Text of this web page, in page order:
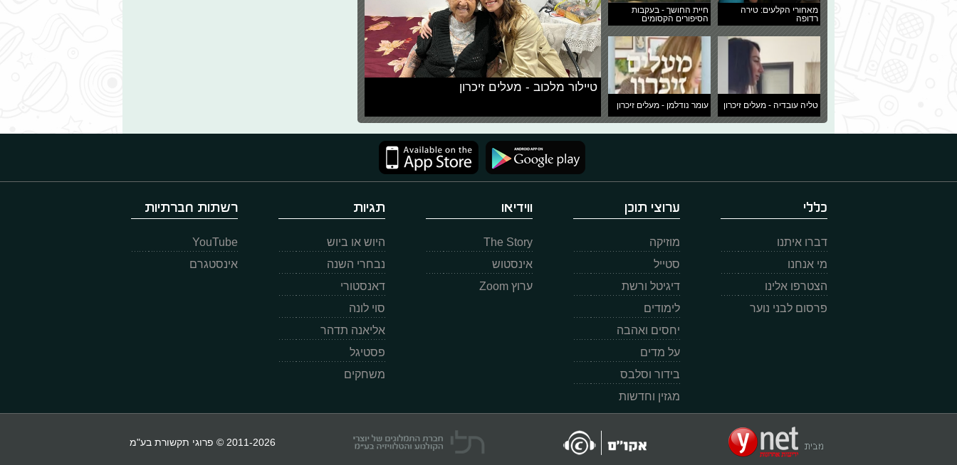
מאחורי הקלעים: טירה
רדופה
חיית החושך - בעקבות
הסיפורים הקסומים
טליה עובדיה - מעלים זיכרון עומר נודלמן - מעלים זיכרון
טיילור מלכוב - מעלים זיכרון
כללי
דברו איתנו
מי אנחנו
הצטרפו אלינו
פרסום לבני נוער
ערוצי תוכן
מוזיקה
סטייל
דיגיטל ורשת
לימודים
יחסים ואהבה
על מדים
בידור וסלבס
מגזין וחדשות
ווידיאו
The Story
אינסטוש
ערוץ Zoom
תגיות
היוש או ביוש
נבחרי השנה
דאנסטורי
סוי לונה
אליאנה תדהר
פסטיגל
משחקים
רשתות חברתיות
YouTube
אינסטגרם
2011-2026 © פרוגי תקשורת בע"מ